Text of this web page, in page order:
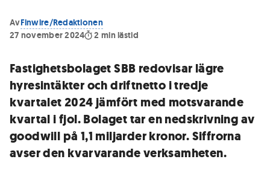
AvFinwire/Redaktionen
27 november 2024
2 min lästid
Fastighetsbolaget SBB redovisar lägre
hyresintäkter och driftnetto i tredje
kvartalet 2024 jämfört med motsvarande
kvartal i fjol. Bolaget tar en nedskrivning av
goodwill på 1,1 miljarder kronor. Siffrorna
avser den kvarvarande verksamheten.